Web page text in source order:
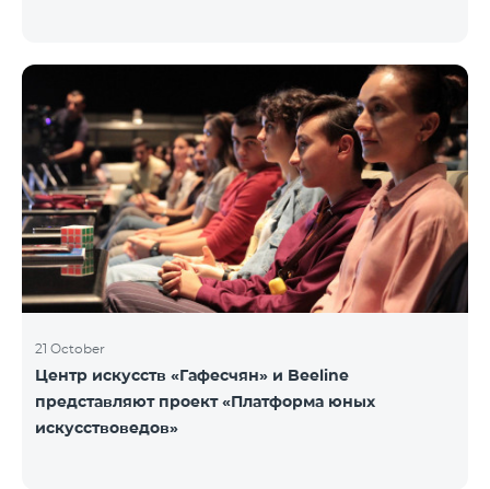
21 October
Центр искусств «Гафесчян» и Beeline
представляют проект «Платформа юных
искусствоведов»